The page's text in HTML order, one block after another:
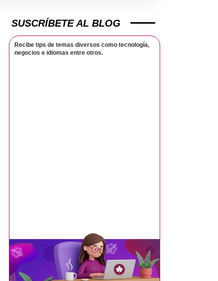
SUSCRÍBETE AL BLOG
Recibe tips de temas diversos como tecnología,
negocios e idiomas entre otros.